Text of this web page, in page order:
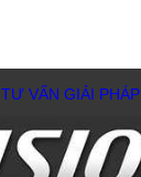
TƯ VẤN GIẢI PHÁP